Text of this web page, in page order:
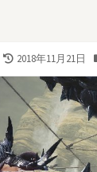
最
更
新
日
2018年11月21日